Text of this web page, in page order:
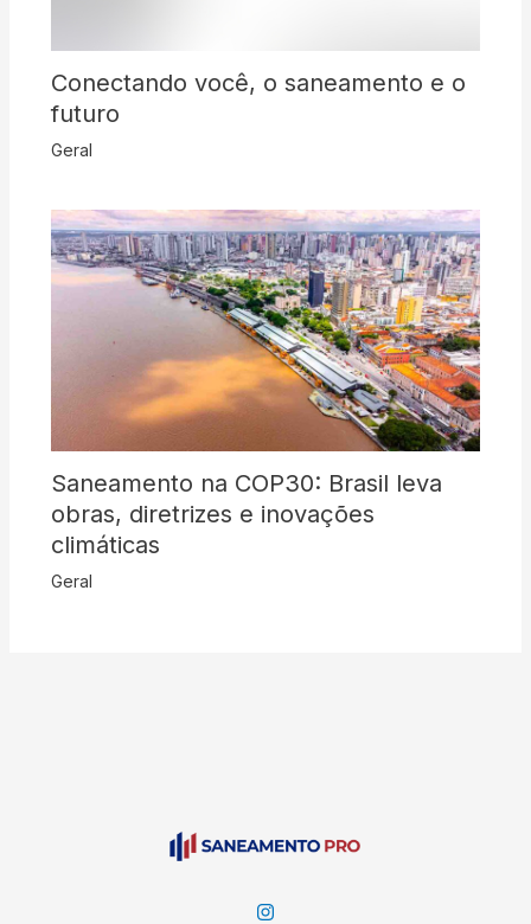
Conectando você, o saneamento e o
futuro
Geral
Saneamento na COP30: Brasil leva
obras, diretrizes e inovações
climáticas
Geral